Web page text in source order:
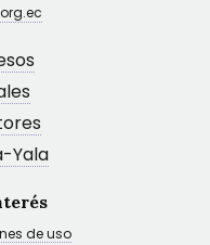
Yala
de uso